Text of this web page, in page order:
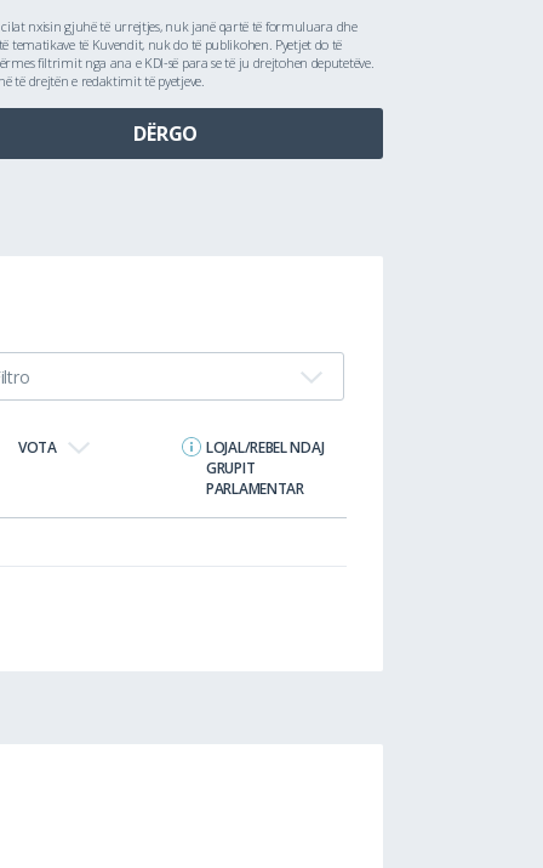
cilat nxisin gjuhë të urrejtjes, nuk janë qartë të formuluara dhe
tematikave të Kuvendit, nuk do të publikohen. Pyetjet do të
filtrimit nga ana e KDI-së para se të ju drejtohen deputetëve.
të drejtën e redaktimit të pyetjeve.
VOTA
LOJAL/REBEL NDAJ
GRUPIT
PARLAMENTAR